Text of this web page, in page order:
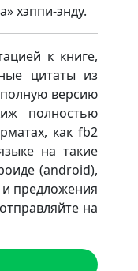
хэппи-энду.
к книге,
цитаты из
версию
полностью
как fb2
на такие
(android),
предложения
на